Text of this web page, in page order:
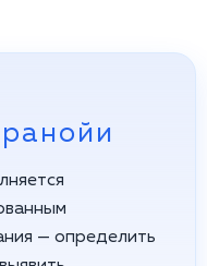
— определить